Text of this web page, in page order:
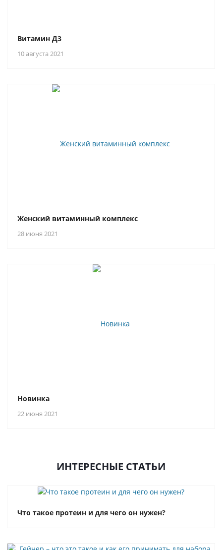
Витамин Д3
10 августа 2021
Женский витаминный комплекс
28 июня 2021
Новинка
22 июня 2021
ИНТЕРЕСНЫЕ СТАТЬИ
Что такое протеин и для чего он нужен?